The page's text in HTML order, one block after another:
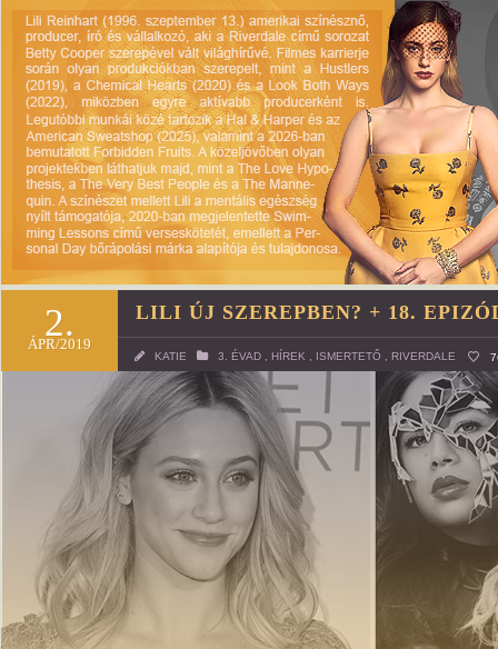
2.
ÁPR/2019
LILI ÚJ SZEREPBEN? + 18.
KATIE 3. ÉVAD HÍREK ISMERTETŐ RIVERDALE